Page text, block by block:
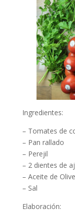
Ingredientes:
– Tomates de
– Pan rallado
– Perejil
– 2 dientes de
– Aceite de
– Sal
Elaboración: